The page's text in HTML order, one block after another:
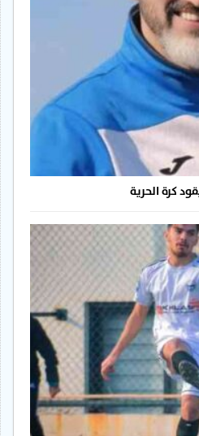
كرة الحرية